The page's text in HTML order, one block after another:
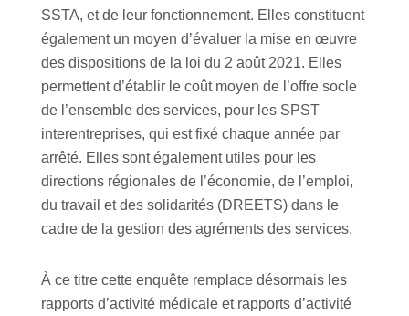
SSTA, et de leur fonctionnement. Elles constituent
également un moyen d’évaluer la mise en œuvre
des dispositions de la loi du 2 août 2021. Elles
permettent d’établir le coût moyen de l’offre socle
de l’ensemble des services, pour les SPST
interentreprises, qui est fixé chaque année par
arrêté. Elles sont également utiles pour les
directions régionales de l’économie, de l’emploi,
du travail et des solidarités (DREETS) dans le
cadre de la gestion des agréments des services.
À ce titre cette enquête remplace désormais les
rapports d’activité médicale et rapports d’activité